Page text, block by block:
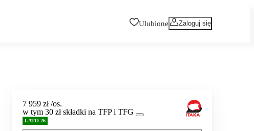
Ulubione Zaloguj się
7 959 zł/os.
w tym 30 zł składki na TFP i TFG
LATO 26